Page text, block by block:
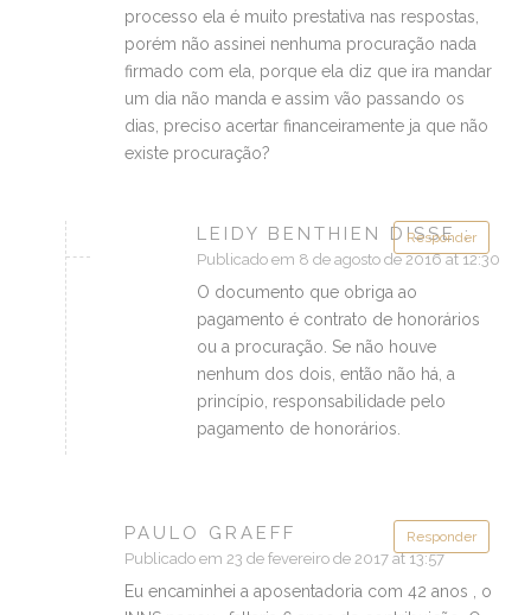
processo ela é muito prestativa nas respostas,
porém não assinei nenhuma procuração nada
firmado com ela, porque ela diz que ira mandar
um dia não manda e assim vão passando os
dias, preciso acertar financeiramente ja que não
existe procuração?
Responder
LEIDY BENTHIEN DISSE :
Publicado em 8 de agosto de 2016 at 12:30
O documento que obriga ao
pagamento é contrato de honorários
ou a procuração. Se não houve
nenhum dos dois, então não há, a
princípio, responsabilidade pelo
pagamento de honorários.
Responder
PAULO GRAEFF
Publicado em 23 de fevereiro de 2017 at 13:57
Eu encaminhei a aposentadoria com 42 anos , o